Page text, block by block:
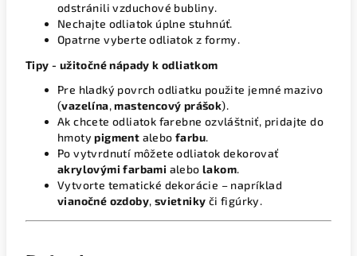
odstránili vzduchové bubliny.
Nechajte odliatok úplne stuhnúť.
Opatrne vyberte odliatok z formy.
Tipy - užitočné nápady k odliatkom
Pre hladký povrch odliatku použite jemné mazivo
(vazelína,mastencový prášok).
Ak chcete odliatok farebne ozvláštniť, pridajte do
hmotypigment alebofarbu.
Po vytvrdnutí môžete odliatok dekorovať
akrylovými farbami alebolakom.
Vytvorte tematické dekorácie – napríklad
vianočné ozdoby, svietniky či figúrky.